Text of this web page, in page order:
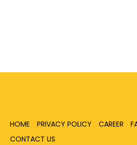
HOME PRIVACY POLICY CAREER
CONTACT US